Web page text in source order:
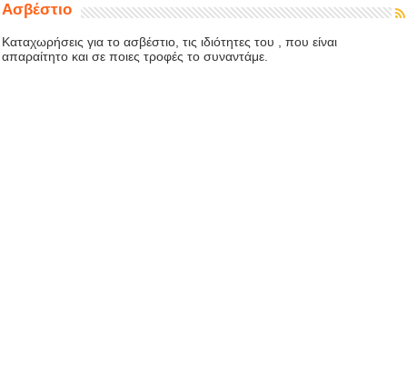
Ασβέστιο
Καταχωρήσεις για το ασβέστιο, τις ιδιότητες του , που είναι
απαραίτητο και σε ποιες τροφές το συναντάμε.